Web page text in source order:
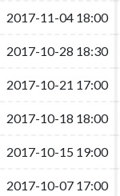
2017-11-04 18:00
2017-10-28 18:30
2017-10-21 17:00
2017-10-18 18:00
2017-10-15 19:00
2017-10-07 17:00
2017-11-04 18:00
2017-10-28 18:30
2017-10-21 17:00
2017-10-18 18:00
2017-10-15 19:00
2017-10-07 17:00